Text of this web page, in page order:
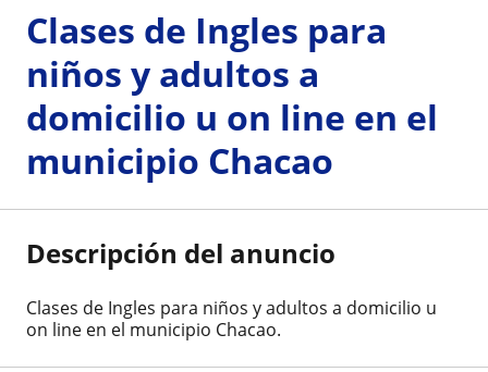
Clases de Ingles para
niños y adultos a
domicilio u on line en el
municipio Chacao
Descripción del anuncio
Clases de Ingles para niños y adultos a domicilio u
on line en el municipio Chacao.